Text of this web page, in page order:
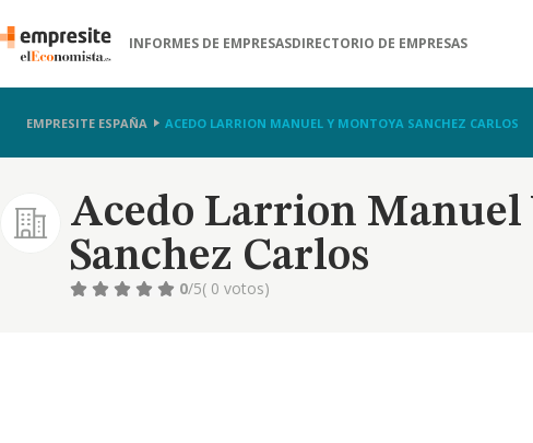
INFORMES DE EMPRESASDIRECTORIO DE EMPRESAS
EMPRESITE ESPAÑA ACEDO LARRION MANUEL Y MONTOYA SANCHEZ CARLOS
Acedo Larrion Manuel
Sanchez Carlos
0/5( 0 votos)